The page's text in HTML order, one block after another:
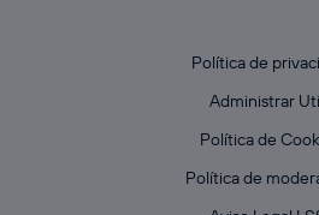
Política de
Administrar
Política de
Política de